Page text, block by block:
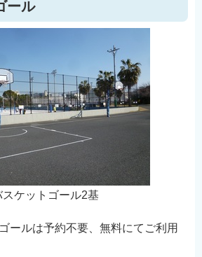
ール
スケットゴール2基
ールは予約不要、無料にてご利用